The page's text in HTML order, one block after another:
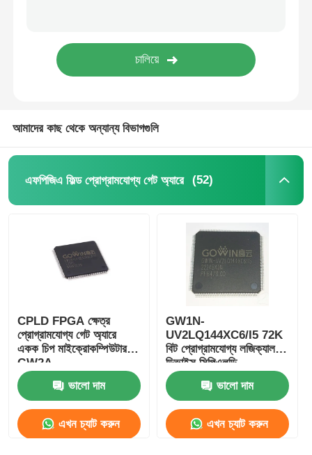
পিএসআরএএম চিপ
SRAM চিপ
ইপিআরওএম আইসি
UART IC
আরএফ ইন্টিগ্রেটেড সার্কিট
বৈদ্যুতিক যন্ত্রপাতি
পিএলসি প্রোগ্রামিং
আমাদের কাছ থেকে অন্যান্য বিভাগগুলি
এফপিজিএ ফিল্ড প্রোগ্রামযোগ্য গেট অ্যারে (52)
CPLD FPGA ক্ষেত্র
প্রোগ্রামযোগ্য গেট অ্যারে
একক চিপ মাইক্রোকম্পিউটার
GW2A-
LV18EQ144C8/I7
ভালো দাম
এখন চ্যাট করুন
GW1N-
UV2LQ144XC6/I5 72K
বিট প্রোগ্রামযোগ্য লজিক্যাল
ডিভাইস সিপিএলডি
প্রোগ্রামযোগ্য লজিক্যাল
কন্ট্রোলার
ভালো দাম
এখন চ্যাট করুন